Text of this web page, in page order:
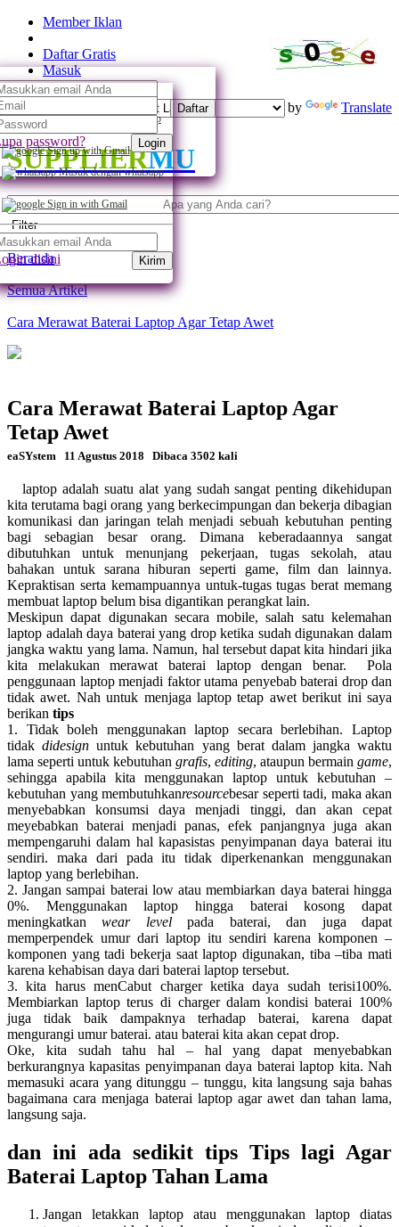
Member Iklan
Daftar Gratis
Daftar
Daftar dengan whatsapp
Sign up with Gmail
Masuk
password? Login
Masuk dengan whatsapp
Sign in with Gmail
disini Kirim
Powered by Translate
SUPPLIERMU
Filter
Beranda
Semua Artikel
Cara Merawat Baterai Laptop Agar Tetap Awet
Cara Merawat Baterai Laptop Agar
Tetap Awet
eaSYstem 11 Agustus 2018 Dibaca 3502 kali
laptop adalah suatu alat yang sudah sangat penting dikehidupan
kita terutama bagi orang yang berkecimpungan dan bekerja dibagian
komunikasi dan jaringan telah menjadi sebuah kebutuhan penting
bagi sebagian besar orang. Dimana keberadaannya sangat
dibutuhkan untuk menunjang pekerjaan, tugas sekolah, atau
bahakan untuk sarana hiburan seperti game, film dan lainnya.
Kepraktisan serta kemampuannya untuk-tugas tugas berat memang
membuat laptop belum bisa digantikan perangkat lain.
Meskipun dapat digunakan secara mobile, salah satu kelemahan
laptop adalah daya baterai yang drop ketika sudah digunakan dalam
jangka waktu yang lama. Namun, hal tersebut dapat kita hindari jika
kita melakukan merawat baterai laptop dengan benar. Pola
penggunaan laptop menjadi faktor utama penyebab baterai drop dan
tidak awet. Nah untuk menjaga laptop tetap awet berikut ini saya
berikan tips
1. Tidak boleh menggunakan laptop secara berlebihan. Laptop
tidakdidesignuntuk kebutuhan yang berat dalam jangka waktu
lama seperti untuk kebutuhan grafis, editing, ataupun bermain game,
sehingga apabila kita menggunakan laptop untuk kebutuhan –
kebutuhan yang membutuhkanresourcebesar seperti tadi, maka akan
menyebabkan konsumsi daya menjadi tinggi, dan akan cepat
meyebabkan baterai menjadi panas, efek panjangnya juga akan
mempengaruhi dalam hal kapasistas penyimpanan daya baterai itu
sendiri. maka dari pada itu tidak diperkenankan menggunakan
laptop yang berlebihan.
2. Jangan sampai baterai low atau membiarkan daya baterai hingga
0%. Menggunakan laptop hingga baterai kosong dapat
meningkatkanwear levelpada baterai, dan juga dapat
memperpendek umur dari laptop itu sendiri karena komponen –
komponen yang tadi bekerja saat laptop digunakan, tiba –tiba mati
karena kehabisan daya dari baterai laptop tersebut.
3. kita harus menCabut charger ketika daya sudah terisi100%.
Membiarkan laptop terus di charger dalam kondisi baterai 100%
juga tidak baik dampaknya terhadap baterai, karena dapat
mengurangi umur baterai. atau baterai kita akan cepat drop.
Oke, kita sudah tahu hal – hal yang dapat menyebabkan
berkurangnya kapasitas penyimpanan daya baterai laptop kita. Nah
memasuki acara yang ditunggu – tunggu, kita langsung saja bahas
bagaimana cara menjaga baterai laptop agar awet dan tahan lama,
langsung saja.
dan ini ada sedikit tips Tips lagi Agar
Baterai Laptop Tahan Lama
Jangan letakkan laptop atau menggunakan laptop diatas